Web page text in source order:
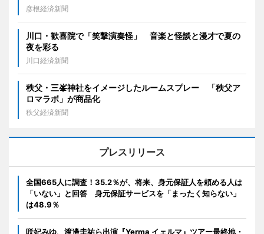
彦根経済新聞
川口・歓喜院で「笑撃演奏怪」 音楽と怪談と漫才で夏の
夜を彩る
川口経済新聞
秩父・三峯神社をイメージしたルームスプレー 「秩父ア
ロマラボ」が商品化
秩父経済新聞
プレスリリース
全国665人に調査！35.2％が、将来、身元保証人を頼める人は
「いない」と回答 身元保証サービスを「まったく知らない」
は48.9％
咲妃みゆ、渡邊圭祐ら出演『Yerma イェルマ』ツアー最終地・